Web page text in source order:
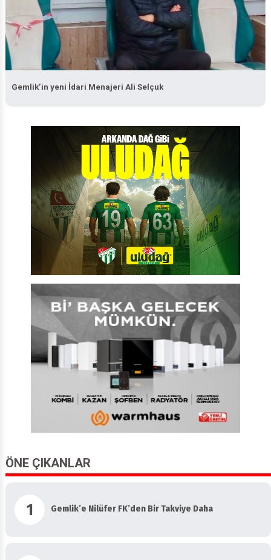
Gemlik’in yeni İdari Menajeri Ali Selçuk
ÖNE ÇIKANLAR
1 Gemlik’e Nilüfer FK’den Bir Takviye Daha